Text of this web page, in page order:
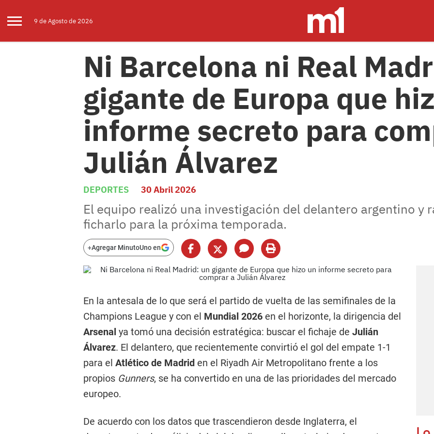
9 deAgostode 2026
Ni Barcelona ni Real
gigante de Europa que
informe secreto para
Julián Álvarez
DEPORTES 30 Abril 2026
El equipo realizó una investigación del delantero argentino y
ficharlo para la próxima temporada.
+Agregar MinutoUno en
En la antesala de lo que será el partido de vuelta de las semifinales de la
Champions League y con el Mundial 2026 en el horizonte, la dirigencia del
Arsenal ya tomó una decisión estratégica: buscar el fichaje de Julián
Álvarez. El delantero, que recientemente convirtió el gol del empate 1-1
para el Atlético de Madrid en el Riyadh Air Metropolitano frente a los
propios Gunners, se ha convertido en una de las prioridades del mercado
europeo.
De acuerdo con los datos que trascendieron desde Inglaterra, el